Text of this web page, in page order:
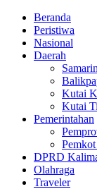
Beranda
Peristiwa
Nasional
Daerah
Kutai
Kutai
Pemerintahan
DPRD
Olahraga
Traveler